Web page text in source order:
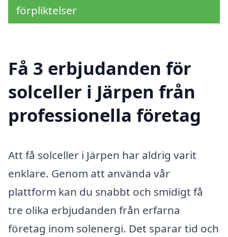
förpliktelser
Få 3 erbjudanden för
solceller i Järpen från
professionella företag
Att få solceller i Järpen har aldrig varit
enklare. Genom att använda vår
plattform kan du snabbt och smidigt få
tre olika erbjudanden från erfarna
företag inom solenergi. Det sparar tid och